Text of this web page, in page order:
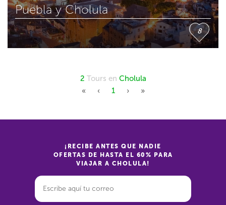
Puebla y Cholula
8
2 Tours en Cholula
«First
‹Previous
1 ›Next
»Last
¡RECIBE ANTES QUE NADIE
OFERTAS DE HASTA EL 60% PARA
VIAJAR A CHOLULA!